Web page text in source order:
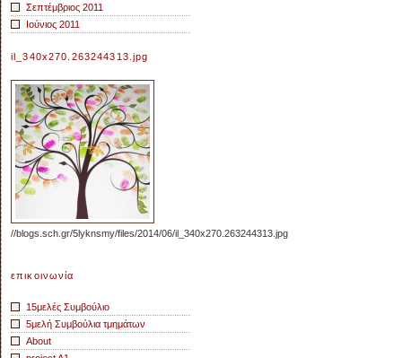
Σεπτέμβριος 2011
Ιούνιος 2011
il_340x270.263244313.jpg
//blogs.sch.gr/5lyknsmy/files/2014/06/il_340x270.263244313.jpg
επικοινωνία
15μελές Συμβούλιο
5μελή Συμβούλια τμημάτων
About